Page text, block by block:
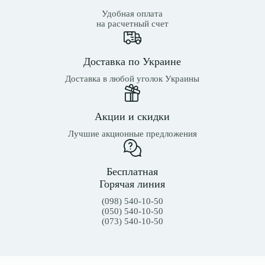
Удобная оплата
на расчетный счет
Доставка по Украине
Доставка в любой уголок Украины
Акции и скидки
Лучшие акционные предложения
Бесплатная
Горячая линия
(098) 540-10-50
(050) 540-10-50
(073) 540-10-50